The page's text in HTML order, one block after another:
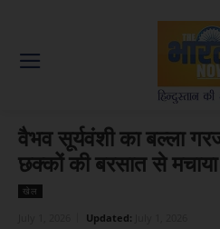
वैभव सूर्यवंशी का बल्ला
छक्कों की बरसात से मचाया
खेल
Updated: